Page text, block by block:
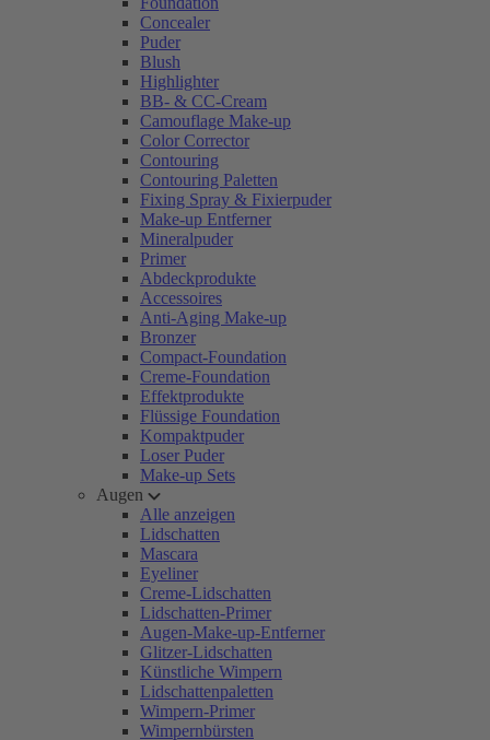
Concealer
Puder
Blush
Highlighter
BB- & CC-Cream
Camouflage Make-up
Color Corrector
Contouring
Contouring Paletten
Fixing Spray & Fixierpuder
Make-up Entferner
Mineralpuder
Primer
Abdeckprodukte
Accessoires
Anti-Aging Make-up
Bronzer
Compact-Foundation
Creme-Foundation
Effektprodukte
Flüssige Foundation
Kompaktpuder
Loser Puder
Make-up Sets
Augen
Alle anzeigen
Lidschatten
Mascara
Eyeliner
Creme-Lidschatten
Lidschatten-Primer
Augen-Make-up-Entferner
Glitzer-Lidschatten
Künstliche Wimpern
Lidschattenpaletten
Wimpern-Primer
Wimpernbürsten